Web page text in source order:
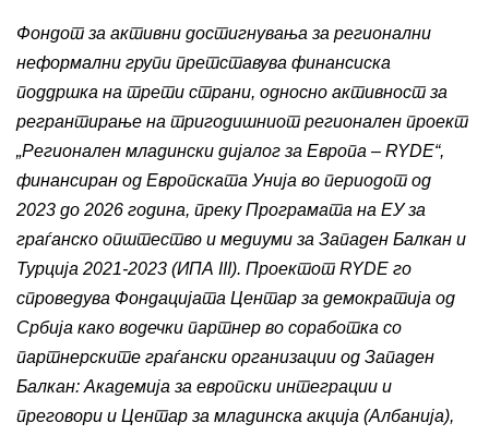
Фондот за активни достигнувања за регионални
неформални групи претставува финансиска
поддршка на трети страни, односно активност за
регрантирање на тригодишниот регионален проект
„Регионален младински дијалог за Европа – RYDE“,
финансиран од Европската Унија во периодот од
2023 до 2026 година, преку Програмата на ЕУ за
граѓанско општество и медиуми за Западен Балкан и
Турција 2021-2023 (ИПА III). Проектот RYDE го
спроведува Фондацијата Центар за демократија од
Србија како водечки партнер во соработка со
партнерските граѓански организации од Западен
Балкан: Академија за европски интеграции и
преговори и Центар за младинска акција (Албанија),